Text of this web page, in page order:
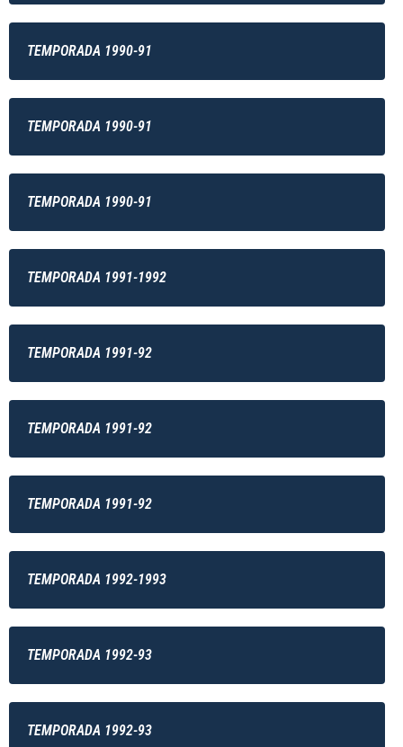
TEMPORADA 1990-91
TEMPORADA 1990-91
TEMPORADA 1990-91
TEMPORADA 1991-1992
TEMPORADA 1991-92
TEMPORADA 1991-92
TEMPORADA 1991-92
TEMPORADA 1992-1993
TEMPORADA 1992-93
TEMPORADA 1992-93